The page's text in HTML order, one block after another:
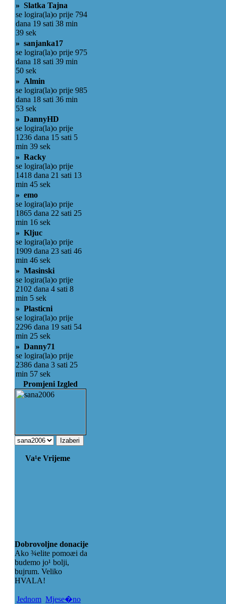
» Slatka Tajna
se logira(la)o prije 794
dana 19 sati 38 min
39 sek
» sanjanka17
se logira(la)o prije 975
dana 18 sati 39 min
50 sek
» Almin
se logira(la)o prije 985
dana 18 sati 36 min
53 sek
» DannyHD
se logira(la)o prije
1236 dana 15 sati 5
min 39 sek
» Racky
se logira(la)o prije
1418 dana 21 sati 13
min 45 sek
» emo
se logira(la)o prije
1865 dana 22 sati 25
min 16 sek
» Kljuc
se logira(la)o prije
1909 dana 23 sati 46
min 46 sek
» Masinski
se logira(la)o prije
2102 dana 4 sati 8
min 5 sek
» Plasticni
se logira(la)o prije
2296 dana 19 sati 54
min 25 sek
» Danny71
se logira(la)o prije
2386 dana 3 sati 25
min 57 sek
Promjeni Izgled
Va¹e Vrijeme
Dobrovoljne donacije
Ako ¾elite pomoæi da
budemo jo¹ bolji,
bujrum. Veliko
HVALA!
Jednom Mjese�no